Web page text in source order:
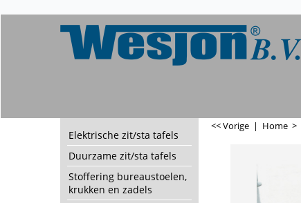
Elektrische zit/sta tafels
Duurzame zit/sta tafels
Stoffering bureaustoelen,
krukken en zadels
<< Vorige | Home >